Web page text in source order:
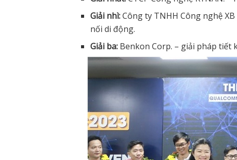
Giải nhì:Công ty TNHH Công nghệ
nối di động.
Giải ba: Benkon Corp. – giải pháp tiết